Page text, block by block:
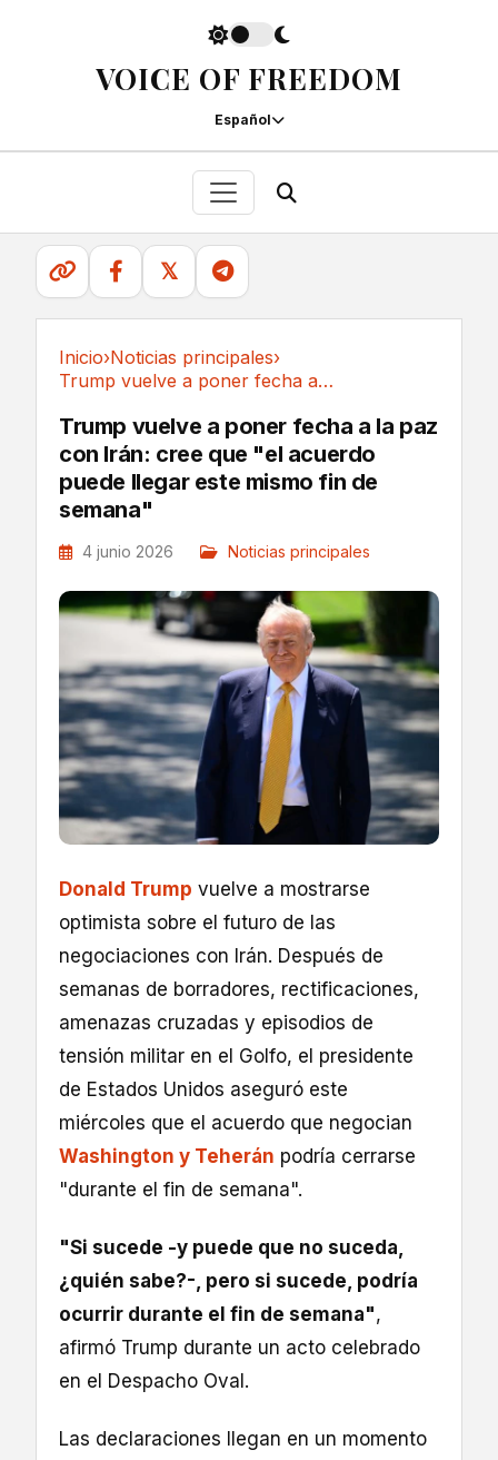
VOICE OF FREEDOM
Español
𝕏
Inicio›Noticias principales›
Trump vuelve a poner fecha a la paz con Irán:...
Trump vuelve a poner fecha a la paz
con Irán: cree que "el acuerdo
puede llegar este mismo fin de
semana"
4 junio 2026 Noticias principales
Donald Trump vuelve a mostrarse
optimista sobre el futuro de las
negociaciones con Irán. Después de
semanas de borradores, rectificaciones,
amenazas cruzadas y episodios de
tensión militar en el Golfo, el presidente
de Estados Unidos aseguró este
miércoles que el acuerdo que negocian
Washington y Teherán podría cerrarse
"durante el fin de semana".
"Si sucede -y puede que no suceda,
¿quién sabe?-, pero si sucede, podría
ocurrir durante el fin de semana",
afirmó Trump durante un acto celebrado
en el Despacho Oval.
Las declaraciones llegan en un momento